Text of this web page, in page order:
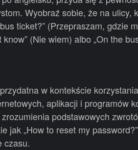
Wyobraź sobie, że na ulicy,
ticket?” (Przepraszam, gdzie
(Nie wiem) albo „On the
w kontekście
aplikacji i programów
podstawowych
jak „How to reset my
czasu.